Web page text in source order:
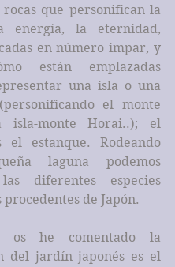
que personifican la
energía, la eternidad,
en número impar, y
están emplazadas
una isla o una
el monte
isla-monte Horai..); el
el estanque. Rodeando
laguna podemos
diferentes especies
procedentes de Japón.
os he comentado la
del jardín japonés es el